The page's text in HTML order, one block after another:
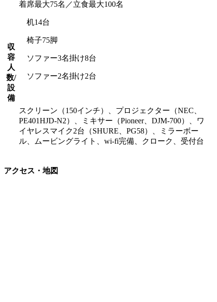
収
容
人
数/
設
備
着席最大75名／立食最大100名
机14台
椅子75脚
ソファー3名掛け8台
ソファー2名掛け2台
スクリーン（150インチ）、プロジェクター（NEC、
PE401HJD-N2）、ミキサー（Pioneer、DJM-700）、ワ
イヤレスマイク2台（SHURE、PG58）、ミラーボー
ル、ムービングライト、wi-fi完備、クローク、受付台
アクセス・地図